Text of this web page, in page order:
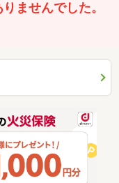
ませんでした。